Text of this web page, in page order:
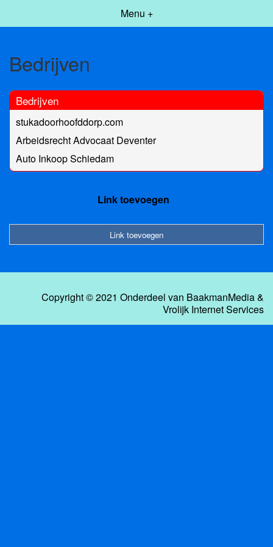
Menu +
Bedrijven
Bedrijven
stukadoorhoofddorp.com
Arbeidsrecht Advocaat Deventer
Auto Inkoop Schiedam
Link toevoegen
Link toevoegen
Copyright © 2021 Onderdeel van BaakmanMedia&
Vrolijk Internet Services